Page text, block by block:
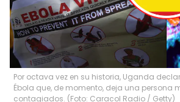
Por octava vez en su historia, Uganda
Ébola que, de momento, deja una persona
contagiados. (Foto: Caracol Radio / Getty)